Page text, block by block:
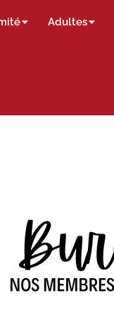
Adultes